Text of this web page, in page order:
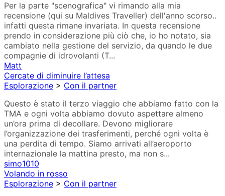
Per la parte "scenografica" vi rimando alla mia
recensione (qui su Maldives Traveller) dell'anno scorso..
infatti questa rimane invariata. In questa recensione
prendo in considerazione più ciò che, io ho notato, sia
cambiato nella gestione del servizio, da quando le due
compagnie di idrovolanti (T...
Matt
Cercate di diminuire l’attesa
Esplorazione > Con il partner
Questo è stato il terzo viaggio che abbiamo fatto con la
TMA e ogni volta abbiamo dovuto aspettare almeno
un’ora prima di decollare. Devono migliorare
l’organizzazione dei trasferimenti, perché ogni volta è
una perdita di tempo. Siamo arrivati all’aeroporto
internazionale la mattina presto, ma non s...
simo1010
Volando in rosso
Esplorazione > Con il partner